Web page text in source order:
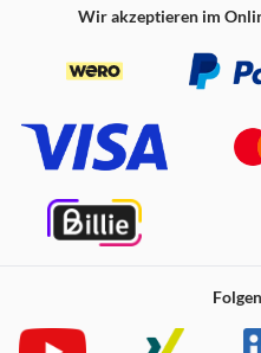
Wir akzeptieren im